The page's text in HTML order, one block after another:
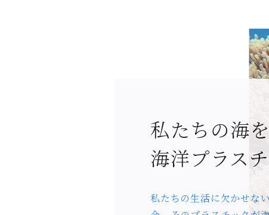
私たちの海を
海洋プラス
私たちの生活に欠かせな